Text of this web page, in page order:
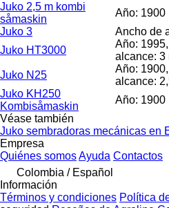
Juko 2,5 m kombi
såmaskin
Año: 1900
Juko 3
Ancho de
Juko HT3000
Año:
alcance: 3
Juko N25
Año:
alcance:
Juko KH250
Kombisåmaskin
Año: 1900
Véase también
Juko sembradoras mecánicas en
Empresa
Quiénes somosAyuda Contactos
Colombia / Español
Información
Términos y condiciones Política